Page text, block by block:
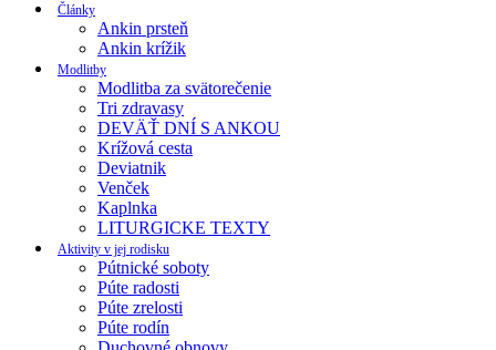
Články
Ankin prsteň
Ankin krížik
Modlitby
Modlitba za svätorečenie
Tri zdravasy
DEVÄŤ DNÍ S ANKOU
Krížová cesta
Deviatnik
Venček
Kaplnka
LITURGICKE TEXTY
Aktivity v jej rodisku
Pútnické soboty
Púte radosti
Púte zrelosti
Púte rodín